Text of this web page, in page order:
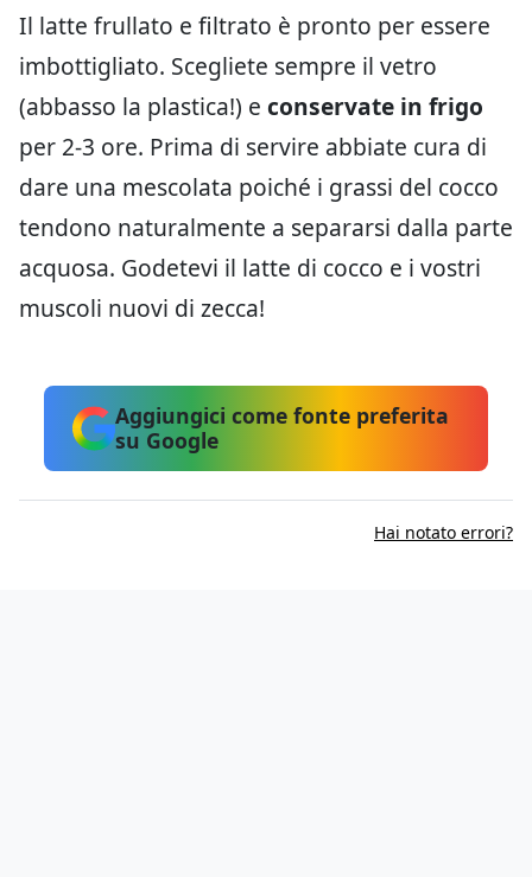
Il latte frullato e filtrato è pronto per essere
imbottigliato. Scegliete sempre il vetro
(abbasso la plastica!) e conservate in frigo
per 2-3 ore. Prima di servire abbiate cura di
dare una mescolata poiché i grassi del cocco
tendono naturalmente a separarsi dalla parte
acquosa. Godetevi il latte di cocco e i vostri
muscoli nuovi di zecca!
Aggiungici come fonte preferita
su Google
Hai notato errori?